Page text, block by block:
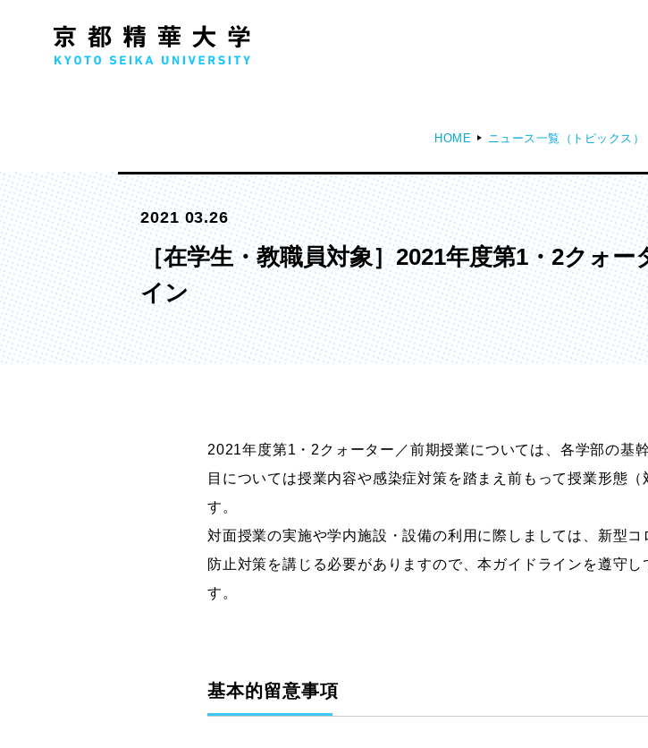
人文学部
歴史コース
文学コース
社会コース
国際文化コース
国際日本学コース
メディア表現学部
メディア表現学科
芸
デジタルクリエイションコース
イラスト学科
プロダクトデザイン学科
新世代マンガコース
キャラクターデザインコース
HOME ニュース一覧（トピックス）
2021 03.26
［在学生・教職員対象］2021年度第1・2クォ
イン
2021年度第1・2クォーター／前期授業については、各学部の基
目については授業内容や感染症対策を踏まえ前もって授業形態
す。
対面授業の実施や学内施設・設備の利用に際しましては、新型
防止対策を講じる必要がありますので、本ガイドラインを遵守
す。
基本的留意事項